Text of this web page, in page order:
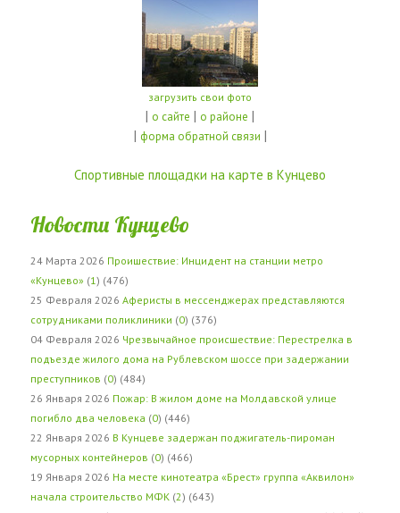
загрузить свои фото
| о сайте | о районе |
| форма обратной связи |
Спортивные площадки на карте в Кунцево
Новости Кунцево
24 Марта 2026 Проишествие: Инцидент на станции метро
«Кунцево» (1 ) (476)
25 Февраля 2026 Аферисты в мессенджерах представляются
сотрудниками поликлиники (0) (376)
04 Февраля 2026 Чрезвычайное происшествие: Перестрелка в
подъезде жилого дома на Рублевском шоссе при задержании
преступников (0) (484)
26 Января 2026 Пожар: В жилом доме на Молдавской улице
погибло два человека (0) (446)
22 Января 2026 В Кунцеве задержан поджигатель-пироман
мусорных контейнеров (0) (466)
19 Января 2026 На месте кинотеатра «Брест» группа «Аквилон»
начала строительство МФК (2) (643)